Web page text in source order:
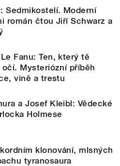
Sedmikostelí. Moderní
román čtou Jiří Schwarz a
Fanu: Ten, který tě
Mysteriózní příběh
vině a trestu
a Josef Kleibl: Vědecké
Holmese
klonování, mlsných
tyranosaura